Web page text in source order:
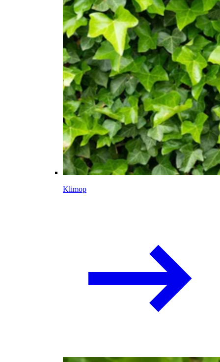
Klimop